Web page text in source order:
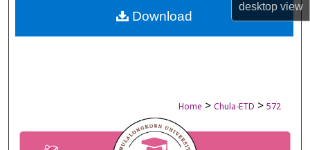
desktopview
Digital Commons Network™
Home > Chula-ETD > 572
Download